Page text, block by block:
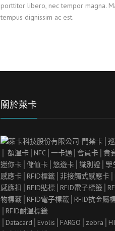
porttitor libero, nec tempor magna.
tempus dignissim ac est.
關於萊卡